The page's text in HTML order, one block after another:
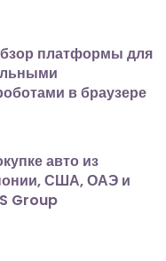
платформы для
в браузере
авто из
США, ОАЭ и
Group